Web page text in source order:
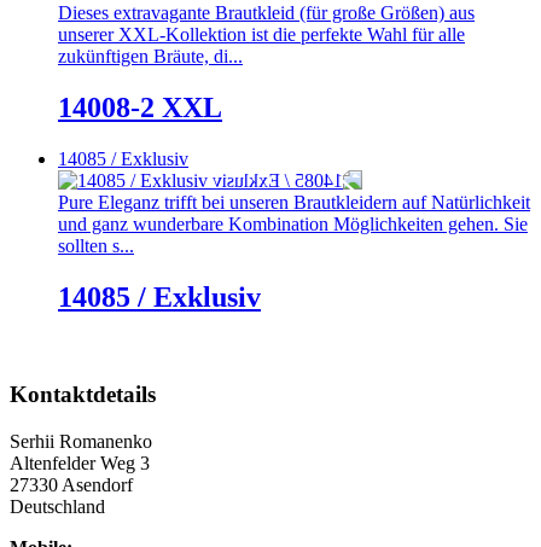
Dieses extravagante Brautkleid (für große Größen) aus
unserer XXL-Kollektion ist die perfekte Wahl für alle
zukünftigen Bräute, di...
14008-2 XXL
14085 / Exklusiv
Pure Eleganz trifft bei unseren Brautkleidern auf Natürlichkeit
und ganz wunderbare Kombination Möglichkeiten gehen. Sie
sollten s...
14085 / Exklusiv
Kontaktdetails
Serhii Romanenko
Altenfelder Weg 3
27330 Asendorf
Deutschland